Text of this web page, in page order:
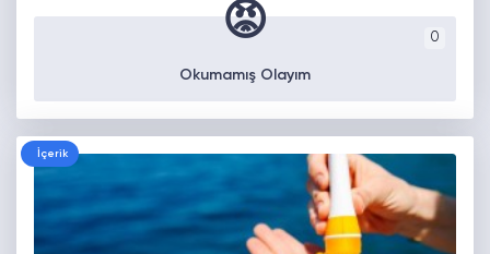
0
😡
Okumamış Olayım
İçerik